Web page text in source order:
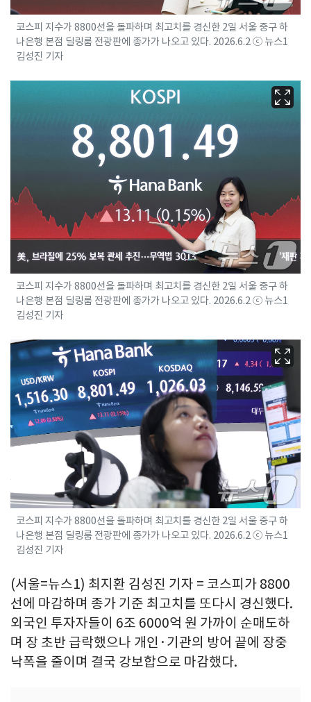
코스피 지수가 8800선을 돌파하며 최고치를 경신한 2일 서울 중구 하
나은행 본점 딜링룸 전광판에 종가가 나오고 있다. 2026.6.2 ⓒ 뉴스1
김성진 기자
코스피 지수가 8800선을 돌파하며 최고치를 경신한 2일 서울 중구 하
나은행 본점 딜링룸 전광판에 종가가 나오고 있다. 2026.6.2 ⓒ 뉴스1
김성진 기자
코스피 지수가 8800선을 돌파하며 최고치를 경신한 2일 서울 중구 하
나은행 본점 딜링룸 전광판에 종가가 나오고 있다. 2026.6.2 ⓒ 뉴스1
김성진 기자
(서울=뉴스1) 최지환 김성진 기자 = 코스피가 8800
선에 마감하며 종가 기준 최고치를 또다시 경신했다.
외국인 투자자들이 6조 6000억 원 가까이 순매도하
며 장 초반 급락했으나 개인·기관의 방어 끝에 장중
낙폭을 줄이며 결국 강보합으로 마감했다.